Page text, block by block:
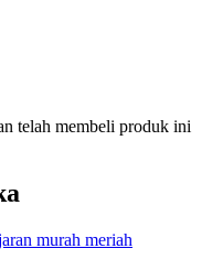
telah membeli produk ini